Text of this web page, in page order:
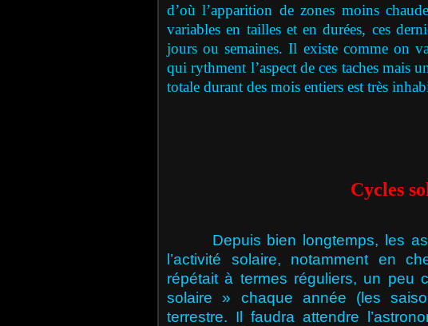
d’où l’apparition de zones moins
variables en tailles et en durées, ces
jours ou semaines. Il existe comme on
qui rythment l’aspect de ces taches mais
totale durant des mois entiers est très
Cycles
Depuis bien longtemps, les
l’activité solaire, notamment en
répétait à termes réguliers, un peu
solaire » chaque année (les
terrestre. Il faudra attendre